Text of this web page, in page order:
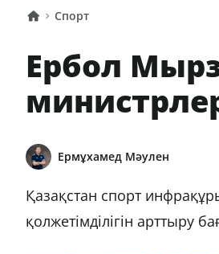
Спорт
Ербол
Ермұхамед Мәулен
Қазақстан спорт
қолжетімділігін арттыру